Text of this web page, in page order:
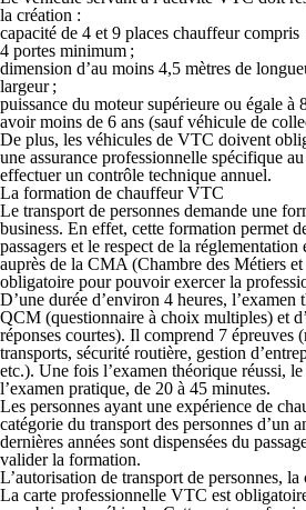
la création :
capacité de 4 et 9 places chauffeur
4 portes minimum ;
dimension d’au moins 4,5 mètres de
largeur ;
puissance du moteur supérieure ou égale à
avoir moins de 6 ans (sauf véhicule de
De plus, les véhicules de VTC doivent
une assurance professionnelle spécifique
effectuer un contrôle technique annuel.
La formation de chauffeur VTC
Le transport de personnes demande une
business. En effet, cette formation permet
passagers et le respect de la
auprès de la CMA (Chambre des Métiers
obligatoire pour pouvoir exercer la
D’une durée d’environ 4 heures, l’examen
QCM (questionnaire à choix multiples) et
réponses courtes). Il comprend 7 épreuves
transports, sécurité routière, gestion
etc.). Une fois l’examen théorique réussi,
l’examen pratique, de 20 à 45 minutes.
Les personnes ayant une expérience de
catégorie du transport des personnes d’un
dernières années sont dispensées du
valider la formation.
L’autorisation de transport de personnes,
La carte professionnelle VTC est